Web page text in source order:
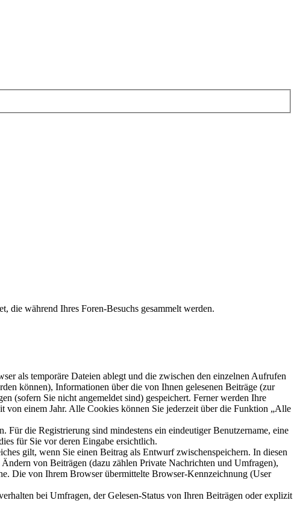
die während Ihres Foren-Besuchs gesammelt werden.
als temporäre Dateien ablegt und die zwischen den einzelnen Aufrufen
können), Informationen über die von Ihnen gelesenen Beiträge (zur
(sofern Sie nicht angemeldet sind) gespeichert. Ferner werden Ihre
einem Jahr. Alle Cookies können Sie jederzeit über die Funktion „Alle
die Registrierung sind mindestens ein eindeutiger Benutzername, eine
für Sie vor deren Eingabe ersichtlich.
gilt, wenn Sie einen Beitrag als Entwurf zwischenspeichern. In diesen
von Beiträgen (dazu zählen Private Nachrichten und Umfragen),
Die von Ihrem Browser übermittelte Browser-Kennzeichnung (User
bei Umfragen, der Gelesen-Status von Ihren Beiträgen oder explizit